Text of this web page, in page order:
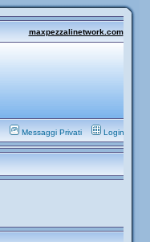
maxpezzalinetwork.com
Messaggi Privati Login